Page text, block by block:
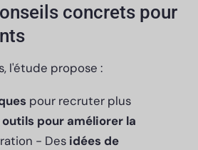
concrets pour
l'étude propose :
pour recruter plus
outils pour améliorer la
- Des idées de